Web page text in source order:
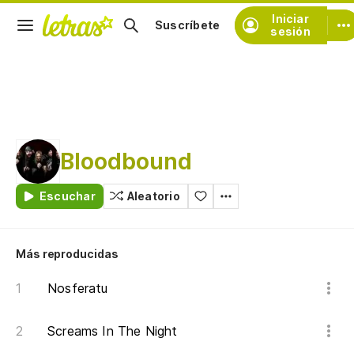
Iniciar
sesión
Suscríbete
Bloodbound
Escuchar Aleatorio
Más reproducidas
Nosferatu
Screams In The Night